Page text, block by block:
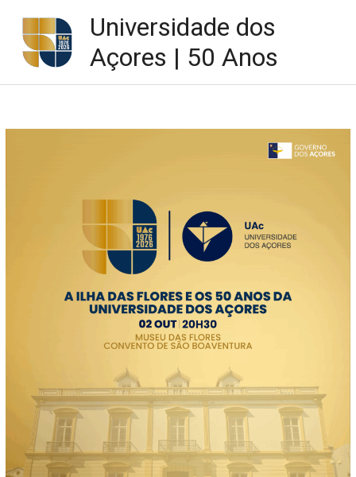
content
Universidade dos
Açores | 50 Anos